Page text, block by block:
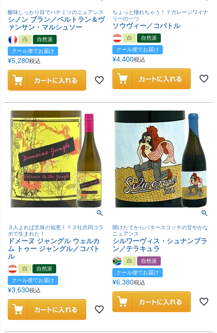
酸味しっかり目でハチミツのニュアンス
シノン ブラン／ベルトラン＆ヴ
ァンサン・マルシュソー
白
自然派
クール便でお届け
¥5,280税込
ちょっと憧れちゃう！？ガレージワイナ
リーの一つ
ソウヴィー／コバトル
白
自然派
クール便でお届け
¥4,400税込
３人よれば文殊の知恵！？３社共同コラ
ボで生まれた！
ドメーヌ ジャングル ウェルカ
ム トゥー ジャングル／コバト
ル
白
自然派
クール便でお届け
¥3,630税込
開けたてからバタースコッチの甘やかな
ニュアンス
シルワーヴィス・シュナンブラ
ン／テラキュラ
白
自然派
クール便でお届け
¥6,380税込